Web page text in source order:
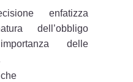
enfatizza
dell’obbligo
delle